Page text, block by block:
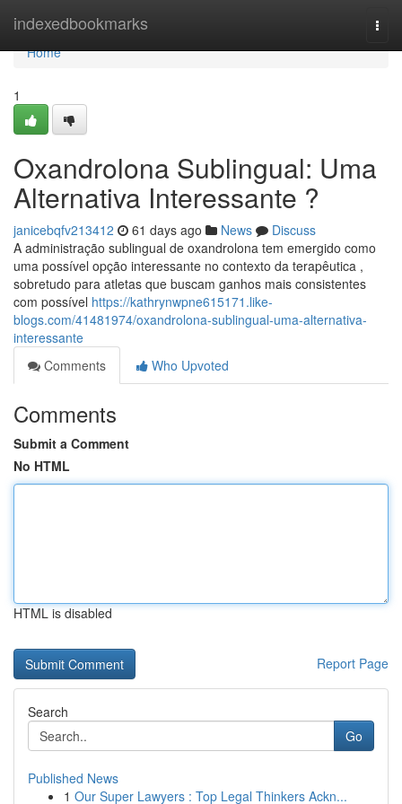
indexedbookmarks
Home
Home
1
Oxandrolona Sublingual: Uma
Alternativa Interessante ?
janicebqfv213412 61 days ago News
Discuss
A administração sublingual de oxandrolona tem emergido como
uma possível opção interessante no contexto da terapêutica ,
sobretudo para atletas que buscam ganhos mais consistentes
com possível https://kathrynwpne615171.like-
blogs.com/41481974/oxandrolona-sublingual-uma-alternativa-
interessante
Comments
Who Upvoted
Comments
Submit a Comment
No HTML
HTML is disabled
Report Page
Search
Go
Published News
1 Our Super Lawyers : Top Legal Thinkers Ackn...